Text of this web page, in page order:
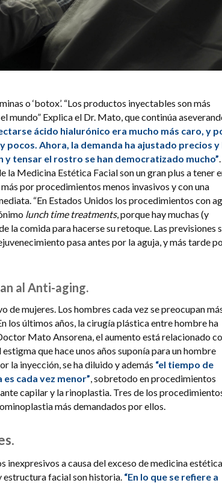
o ‘botox’. “Los productos inyectables son más
mundo” Explica el Dr. Mato, que continúa
ácido hialurónico era mucho más caro, y
pocos. Ahora, la demanda ha ajustado precios y
y tensar el rostro se han democratizado mucho”
la Medicina Estética Facial son un gran plus a tener
por procedimientos menos invasivos y con una
“En Estados Unidos los procedimientos con
lunch time treatments, porque hay muchas (y
la comida para hacerse su retoque. Las previsiones
pasa antes por la aguja, y más tarde
al Anti-aging.
de mujeres. Los hombres cada vez se preocupan
los últimos años, la cirugía plástica entre hombre ha
Mato Ansorena, el aumento está relacionado
que hace unos años suponía para un hombre
la inyección, se ha diluido y además “el tiempo de
cada vez menor”, sobretodo en procedimientos
capilar y la rinoplastia. Tres de los
más demandados por ellos.
inexpresivos a causa del exceso de medicina
estructura facial son historia. “En lo que se refiere a